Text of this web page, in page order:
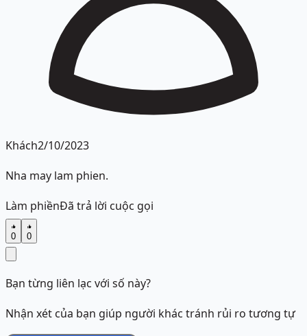
Khách2/10/2023
Nha may lam phien.
Làm phiềnĐã trả lời cuộc gọi
0 0
Bạn từng liên lạc với số này?
Nhận xét của bạn giúp người khác tránh rủi ro tương tự